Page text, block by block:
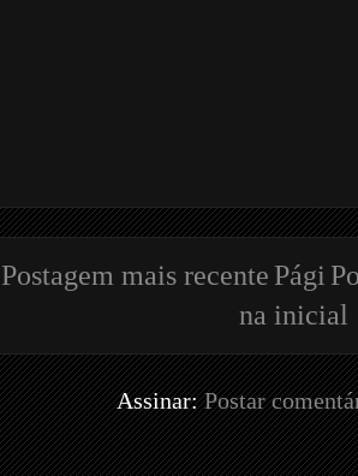
Postagem mais recente Pági
na inicial
Assinar:Postar